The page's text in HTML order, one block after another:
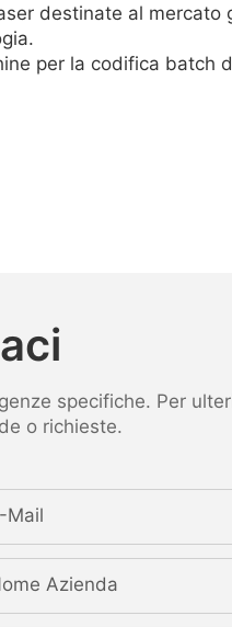
destinate al mercato
per la codifica batch
specifiche. Per
o richieste.
Mail
Azienda